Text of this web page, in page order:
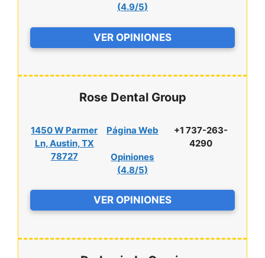
(4.9/5)
VER OPINIONES
Rose Dental Group
1450 W Parmer
Ln, Austin, TX
78727
Página Web
Opiniones
(4.8/5)
+1 737-263-
4290
VER OPINIONES